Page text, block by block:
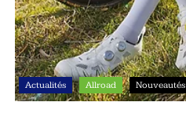
Actualités Allroad Nouveautés